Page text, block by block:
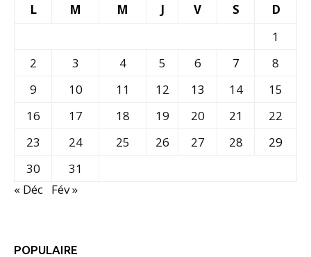
L
M M J V S
D
1
2
3 4 5 6 7
8
9
10 11 12 13 14
15
16
17 18 19 20 21
22
23
24 25 26 27 28
29
30
31
« Déc Fév »
POPULAIRE